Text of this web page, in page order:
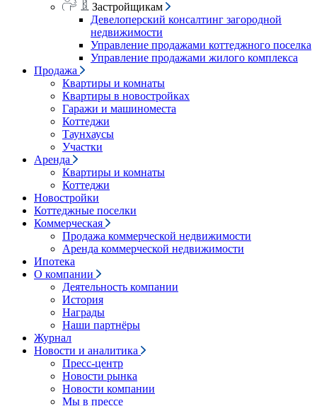
Застройщикам
Девелоперский консалтинг загородной
недвижимости
Управление продажами коттеджного поселка
Управление продажами жилого комплекса
Продажа
Квартиры и комнаты
Квартиры в новостройках
Гаражи и машиноместа
Коттеджи
Таунхаусы
Участки
Аренда
Квартиры и комнаты
Коттеджи
Новостройки
Коттеджные поселки
Коммерческая
Продажа коммерческой недвижимости
Аренда коммерческой недвижимости
Ипотека
О компании
Деятельность компании
История
Награды
Наши партнёры
Журнал
Новости и аналитика
Пресс-центр
Новости рынка
Новости компании
Мы в прессе